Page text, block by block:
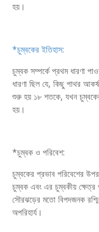
হয়।
*চুম্বকের ইতিহাস:
চুম্বক সম্পর্কে প্রথম ধারণা
ধারণা ছিল যে, কিছু পাথর
শুরু হয় ১৮ শতকে, যখন চুম্বকের
হয়।
*চুম্বক ও পরিবেশ:
চুম্বকের প্রভাব পরিবেশের
চুম্বক এবং এর চুম্বকীয় ক্ষেত্র
সৌরঝড়ের মতো বিপদজনক
অপরিহার্য।